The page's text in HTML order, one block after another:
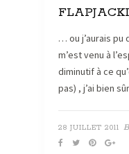
… ou j’aurais pu
m’est venu à
diminutif à ce
pas) , j’ai bien
28 JUILLET 2011